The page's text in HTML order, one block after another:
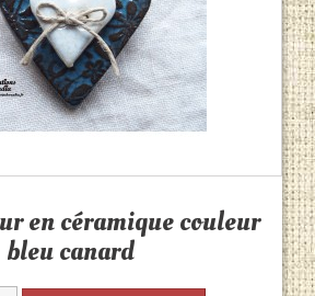
en céramique couleur
bleu canard